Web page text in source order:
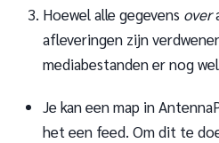
Hoewel alle gegevens over
afleveringen zijn
mediabestanden er nog
Je kan een map in
het een feed. Om dit te